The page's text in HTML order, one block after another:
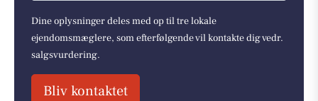
Dine oplysninger deles med op til tre lokale
ejendomsmæglere, som efterfølgende vil kontakte dig vedr.
salgsvurdering.
Bliv kontaktet